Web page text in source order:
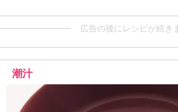
広告の後にレシピが続き
潮汁